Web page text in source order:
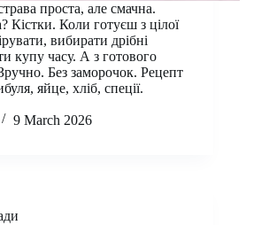
проста, але смачна.
Кістки. Коли готуєш з цілої
вибирати дрібні
купу часу. А з готового
Без заморочок. Рецепт
яйце, хліб, спеції.
9 March 2026